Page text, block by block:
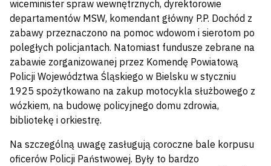
wiceminister spraw wewnętrznych, dyrektorowie
departamentów MSW, komendant główny P.P. Dochód z
zabawy przeznaczono na pomoc wdowom i sierotom po
poległych policjantach. Natomiast fundusze zebrane na
zabawie zorganizowanej przez Komendę Powiatową
Policji Województwa Śląskiego w Bielsku w styczniu
1925 spożytkowano na zakup motocykla służbowego z
wózkiem, na budowę policyjnego domu zdrowia,
bibliotekę i orkiestrę.
Na szczególną uwagę zasługują coroczne bale korpusu
oficerów Policji Państwowej. Były to bardzo